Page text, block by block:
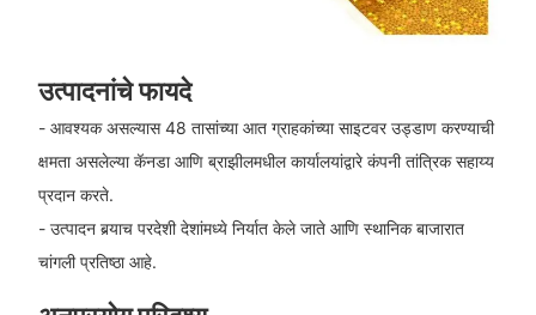
उत्पादनांचे फायदे
- आवश्यक असल्यास 48 तासांच्या आत ग्राहकांच्या साइटवर उड्डाण करण्याची
क्षमता असलेल्या कॅनडा आणि ब्राझीलमधील कार्यालयांद्वारे कंपनी तांत्रिक सहाय्य
प्रदान करते.
- उत्पादन बर्‍याच परदेशी देशांमध्ये निर्यात केले जाते आणि स्थानिक बाजारात
चांगली प्रतिष्ठा आहे.